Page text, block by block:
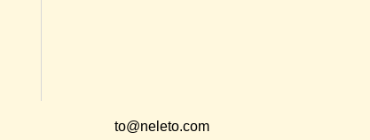
to@neleto.com